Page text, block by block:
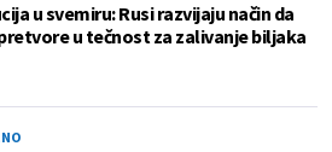
u svemiru: Rusi razvijaju način da
u tečnost za zalivanje biljaka